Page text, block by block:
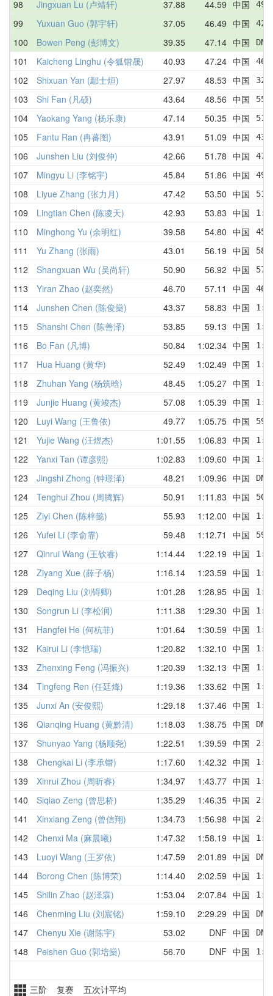
98 Jingxuan Lu (卢靖轩) 37.88 44.59 中国
99 Yuxuan Guo (郭宇轩) 37.05 46.49 中国
100 Bowen Peng (彭博文) 39.35 47.14 中国
101 Kaicheng Linghu (令狐锴晟) 40.93 47.24 中国
102 Shixuan Yan (鄢士烜) 27.97 48.53 中国
103 Shi Fan (凡硕) 43.64 48.56 中国
104 Yaokang Yang (杨乐康) 47.14 50.35 中国
105 Fantu Ran (冉蕃图) 43.91 51.09 中国
106 Junshen Liu (刘俊伸) 42.66 51.78 中国
107 Mingyu Li (李铭宇) 45.84 51.86 中国
108 Liyue Zhang (张力月) 47.42 53.50 中国
109 Lingtian Chen (陈凌天) 42.93 53.83 中国
110 Minghong Yu (余明红) 39.58 54.80 中国
111 Yu Zhang (张雨) 43.01 56.19 中国
112 Shangxuan Wu (吴尚轩) 50.90 56.92 中国
113 Yiran Zhao (赵奕然) 46.70 57.11 中国
114 Junshen Chen (陈俊燊) 43.37 58.83 中国
115 Shanshi Chen (陈善泽) 53.85 59.13 中国
116 Bo Fan (凡博) 50.84 1:02.34 中国
117 Hua Huang (黄华) 52.49 1:02.49 中国
118 Zhuhan Yang (杨筑晗) 48.45 1:05.27 中国
119 Junjie Huang (黄竣杰) 57.08 1:05.39 中国
120 Luyi Wang (王鲁依) 49.77 1:05.75 中国
121 Yujie Wang (汪煜杰) 1:01.55 1:06.83 中国
122 Yanxi Tan (谭彦熙) 1:02.83 1:09.60 中国
123 Jingshi Zhong (钟璟泽) 48.21 1:09.96 中国
124 Tenghui Zhou (周腾辉) 50.91 1:11.83 中国
125 Ziyi Chen (陈梓懿) 55.93 1:12.00 中国
126 Yufei Li (李俞霏) 59.48 1:12.71 中国
127 Qinrui Wang (王钦睿) 1:14.44 1:22.19 中国
128 Ziyang Xue (薛子杨) 1:16.14 1:23.59 中国
129 Deqing Liu (刘锝卿) 1:01.28 1:28.95 中国
130 Songrun Li (李松润) 1:11.38 1:29.30 中国
131 Hangfei He (何杭菲) 1:01.64 1:30.59 中国
132 Kairui Li (李恺瑞) 1:20.82 1:32.10 中国
133 Zhenxing Feng (冯振兴) 1:20.39 1:32.13 中国
134 Tingfeng Ren (任廷烽) 1:19.36 1:33.62 中国
135 Junxi An (安俊熙) 1:29.18 1:37.46 中国
136 Qianqing Huang (黄黔清) 1:18.03 1:38.75 中国
137 Shunyao Yang (杨顺尧) 1:22.51 1:39.59 中国
138 Chengkai Li (李承锴) 1:17.60 1:42.32 中国
139 Xinrui Zhou (周昕睿) 1:34.97 1:43.77 中国
140 Siqiao Zeng (曾思桥) 1:35.29 1:46.35 中国
141 Xinxiang Zeng (曾信翔) 1:34.73 1:56.98 中国
142 Chenxi Ma (麻晨曦) 1:47.32 1:58.19 中国
143 Luoyi Wang (王罗依) 1:47.59 2:01.89 中国
144 Borong Chen (陈博荣) 1:14.40 2:02.59 中国
145 Shilin Zhao (赵泽霖) 1:53.04 2:07.84 中国
146 Chenming Liu (刘宸铭) 1:59.10 2:29.29 中国
147 Chenyu Xie (谢陈宇) 53.02 DNF 中国
148 Peishen Guo (郭培燊) 56.70 DNF 中国
三阶 复赛 五次计平均